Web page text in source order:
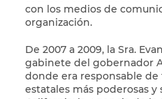
con los medios de
organización.
De 2007 a 2009, la Sra.
gabinete del gobernador
donde era responsable de
estatales más poderosas